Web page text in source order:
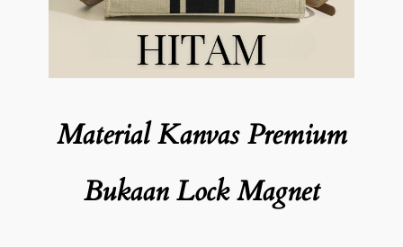
Material Kanvas Premium
Bukaan Lock Magnet